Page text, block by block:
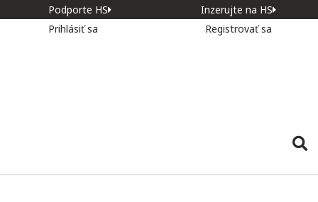
Podporte HS
Inzerujte na HS
Prihlásiť sa
Registrovať sa